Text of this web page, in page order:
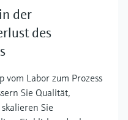
der
des
vom Labor zum Prozess
Sie Qualität,
Sie